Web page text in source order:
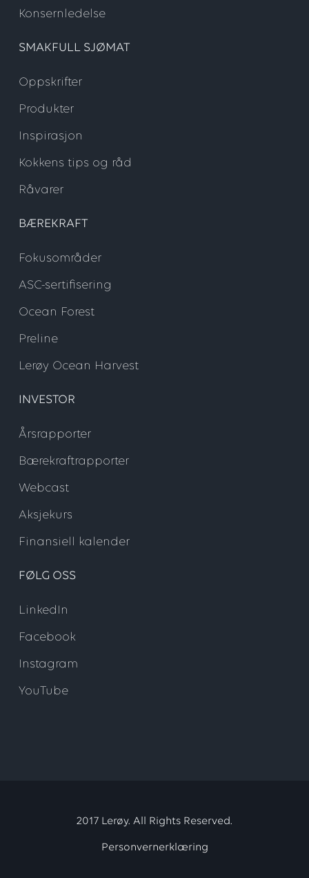
Konsernledelse
SMAKFULL SJØMAT
Oppskrifter
Produkter
Inspirasjon
Kokkens tips og råd
Råvarer
BÆREKRAFT
Fokusområder
ASC-sertifisering
Ocean Forest
Preline
Lerøy Ocean Harvest
INVESTOR
Årsrapporter
Bærekraftrapporter
Webcast
Aksjekurs
Finansiell kalender
FØLG OSS
LinkedIn
Facebook
Instagram
YouTube
2017 Lerøy. All Rights Reserved.
Personvernerklæring